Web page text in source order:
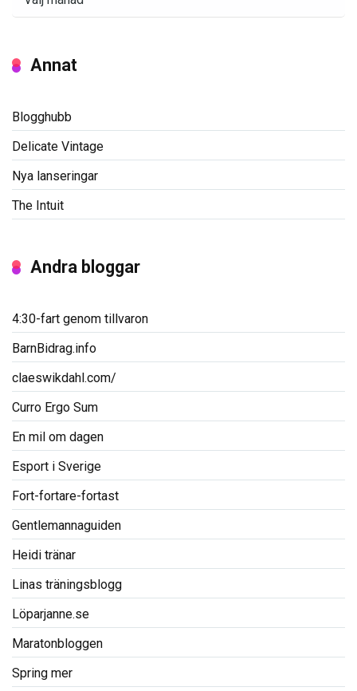
Annat
Blogghubb
Delicate Vintage
Nya lanseringar
The Intuit
Andra bloggar
4:30-fart genom tillvaron
BarnBidrag.info
claeswikdahl.com/
Curro Ergo Sum
En mil om dagen
Esport i Sverige
Fort-fortare-fortast
Gentlemannaguiden
Heidi tränar
Linas träningsblogg
Löparjanne.se
Maratonbloggen
Spring mer